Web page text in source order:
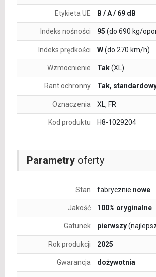
Parametryoferty
Stan fabrycznie nowe
Jakość 100% oryginalne
Gatunek pierwszy
Rok produkcji 2025
Gwarancja dożywotnia
Etykieta UE B / A / 69 dB
Indeks nośności 95 (do 690 kg/
Indeks prędkości W(do 270 km/h)
Wzmocnienie Tak(XL)
Rant ochronny Tak,
Oznaczenia XL, FR
Kod produktu H8-1029204